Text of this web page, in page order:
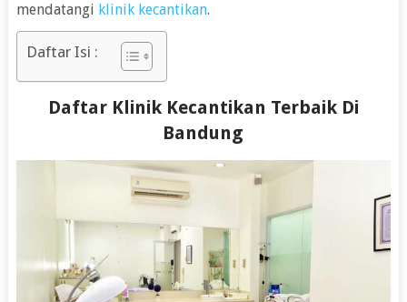
mendatangi klinik kecantikan.
Daftar Isi :
Daftar Klinik Kecantikan Terbaik Di
Bandung